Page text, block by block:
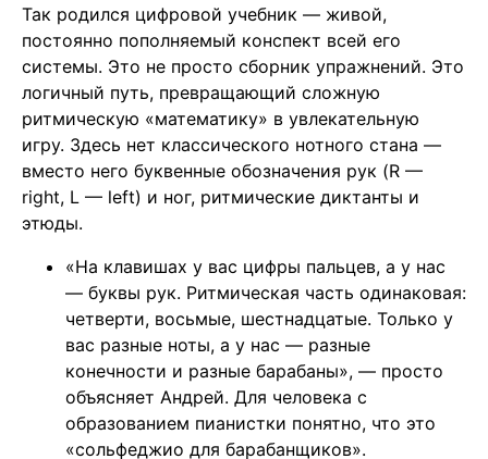
Так родился цифровой учебник — живой,
постоянно пополняемый конспект всей его
системы. Это не просто сборник упражнений. Это
логичный путь, превращающий сложную
ритмическую «математику» в увлекательную
игру. Здесь нет классического нотного стана —
вместо него буквенные обозначения рук (R —
right, L — left) и ног, ритмические диктанты и
этюды.
«На клавишах у вас цифры пальцев, а у нас
— буквы рук. Ритмическая часть одинаковая:
четверти, восьмые, шестнадцатые. Только у
вас разные ноты, а у нас — разные
конечности и разные барабаны», — просто
объясняет Андрей. Для человека с
образованием пианистки понятно, что это
«сольфеджио для барабанщиков».